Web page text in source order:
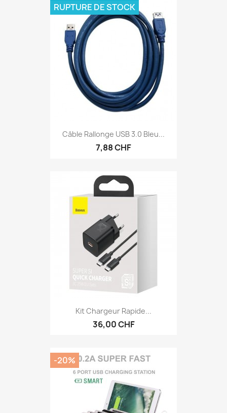
Câble Rallonge USB 3.0 Bleu...
7,88 CHF
RUPTURE DE STOCK
Kit Chargeur Rapide...
36,00 CHF
-20%